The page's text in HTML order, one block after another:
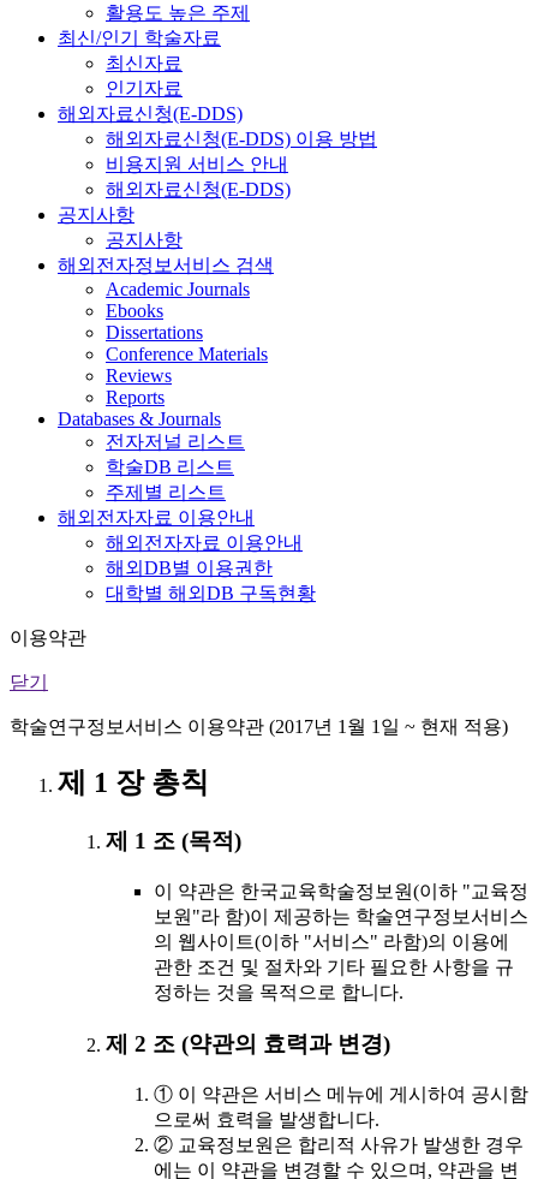
활용도 높은 주제
최신/인기 학술자료
최신자료
인기자료
해외자료신청(E-DDS)
해외자료신청(E-DDS) 이용 방법
비용지원 서비스 안내
해외자료신청(E-DDS)
공지사항
공지사항
해외전자정보서비스 검색
Academic Journals
Ebooks
Dissertations
Conference Materials
Reviews
Reports
Databases & Journals
전자저널 리스트
학술DB 리스트
주제별 리스트
해외전자자료 이용안내
해외전자자료 이용안내
해외DB별 이용권한
대학별 해외DB 구독현황
이용약관
닫기
학술연구정보서비스 이용약관 (2017년 1월 1일 ~ 현재 적용)
제 1 장 총칙
제 1 조 (목적)
이 약관은 한국교육학술정보원(이하 "교육정
보원"라 함)이 제공하는 학술연구정보서비스
의 웹사이트(이하 "서비스" 라함)의 이용에
관한 조건 및 절차와 기타 필요한 사항을 규
정하는 것을 목적으로 합니다.
제 2 조 (약관의 효력과 변경)
① 이 약관은 서비스 메뉴에 게시하여 공시함
으로써 효력을 발생합니다.
② 교육정보원은 합리적 사유가 발생한 경우
에는 이 약관을 변경할 수 있으며, 약관을 변